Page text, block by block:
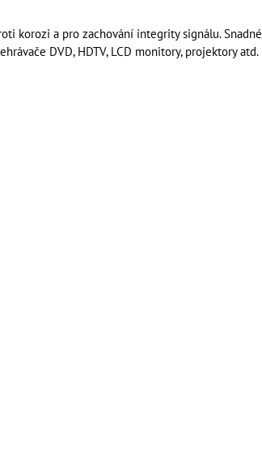
korozi a pro zachování integrity signálu. Snadné
DVD, HDTV, LCD monitory, projektory atd.